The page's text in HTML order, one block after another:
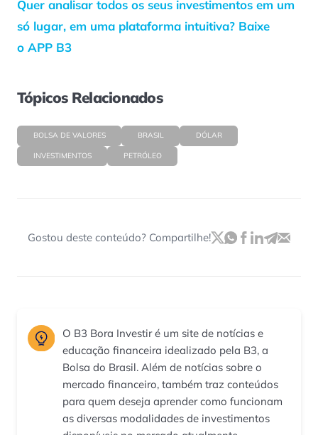
Quer analisar todos os seus investimentos em um
só lugar, em uma plataforma intuitiva? Baixe
o APP B3
Tópicos Relacionados
BOLSA DE VALORES BRASIL DÓLAR
INVESTIMENTOS PETRÓLEO
Gostou deste conteúdo? Compartilhe!
O B3 Bora Investir é um site de notícias e
educação financeira idealizado pela B3, a
Bolsa do Brasil. Além de notícias sobre o
mercado financeiro, também traz conteúdos
para quem deseja aprender como funcionam
as diversas modalidades de investimentos